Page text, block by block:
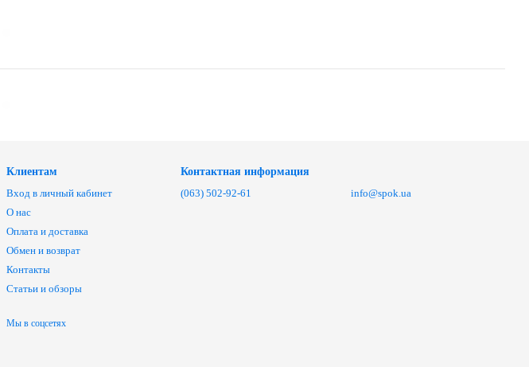
Клиентам
Вход в личный кабинет
О нас
Оплата и доставка
Обмен и возврат
Контакты
Статьи и обзоры
Мы в соцсетях
Контактная информация
(063) 502-92-61
info@spok.ua